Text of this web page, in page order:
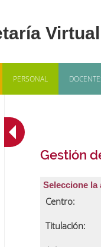
PERSONAL
Gestión
Seleccione la
Centro:
Titulación: